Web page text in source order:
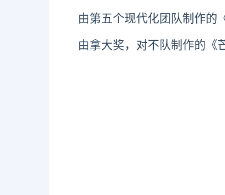
由第五个现代化团队制作的
由拿大奖，对不队制作的《